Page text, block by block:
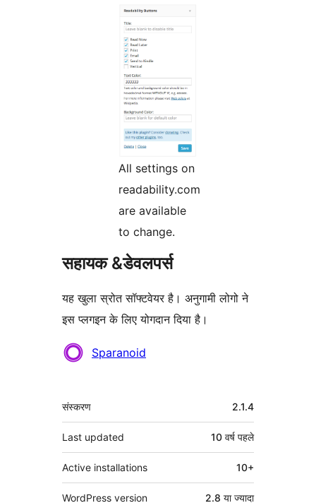
All settings on
readability.com
are available
to change.
सहायक &डेवलपर्स
यह खुला स्रोत सॉफ्टवेयर है। अनुगामी लोगो ने
इस प्लगइन के लिए योगदान दिया है।
योगदानकर्ताSparanoid
मेटा
संस्करण 2.1.4
Last updated 10 वर्ष पहले
Active installations 10+
WordPress version 2.8 या ज्यादा